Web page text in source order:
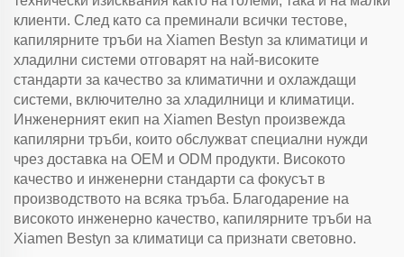
клиенти. След като са преминали всички тестове,
капилярните тръби на Xiamen Bestyn за климатици и
хладилни системи отговарят на най-високите
стандарти за качество за климатични и охлаждащи
системи, включително за хладилници и климатици.
Инженерният екип на Xiamen Bestyn произвежда
капилярни тръби, които обслужват специални нужди
чрез доставка на OEM и ODM продукти. Високото
качество и инженерни стандарти са фокусът в
производството на всяка тръба. Благодарение на
високото инженерно качество, капилярните тръби на
Xiamen Bestyn за климатици са признати световно.